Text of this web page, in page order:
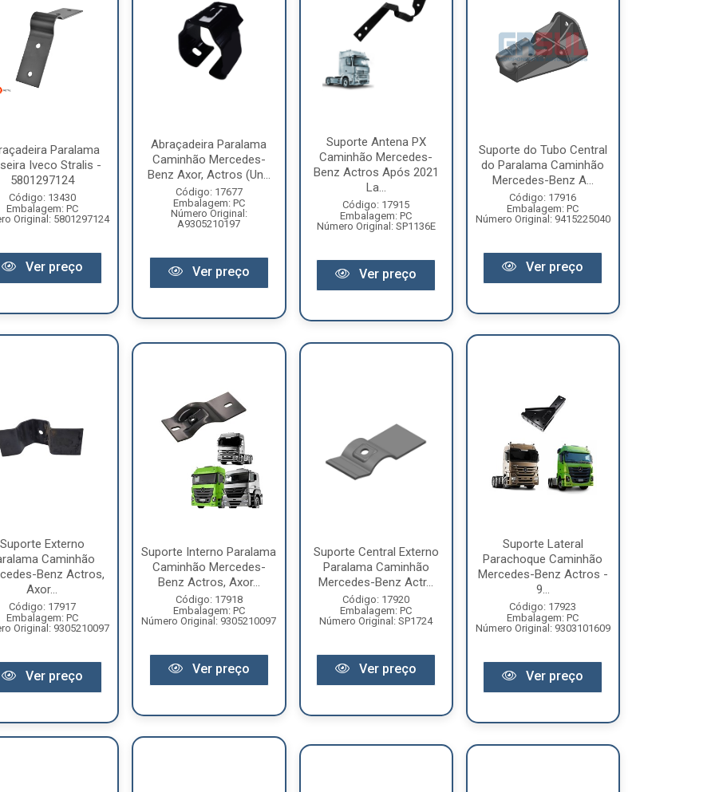
Paralama
Iveco Stralis -
5801297124
Código: 13430
Embalagem: PC
Original: 5801297124
Ver preço
Abraçadeira Paralama
Caminhão Mercedes-
Benz Axor, Actros (Un...
Código: 17677
Embalagem: PC
Número Original:
A9305210197
Ver preço
Suporte Antena PX
Caminhão Mercedes-
Benz Actros Após 2021
La...
Código: 17915
Embalagem: PC
Número Original: SP1136E
Ver preço
Suporte do Tubo Central
do Paralama Caminhão
Mercedes-Benz A...
Código: 17916
Embalagem: PC
Número Original: 9415225040
Ver preço
Suporte Externo
Caminhão
Benz Actros,
Axor...
Código: 17917
Embalagem: PC
Original: 9305210097
Ver preço
Suporte Interno Paralama
Caminhão Mercedes-
Benz Actros, Axor...
Código: 17918
Embalagem: PC
Número Original: 9305210097
Ver preço
Suporte Central Externo
Paralama Caminhão
Mercedes-Benz Actr...
Código: 17920
Embalagem: PC
Número Original: SP1724
Ver preço
Suporte Lateral
Parachoque Caminhão
Mercedes-Benz Actros -
9...
Código: 17923
Embalagem: PC
Número Original: 9303101609
Ver preço